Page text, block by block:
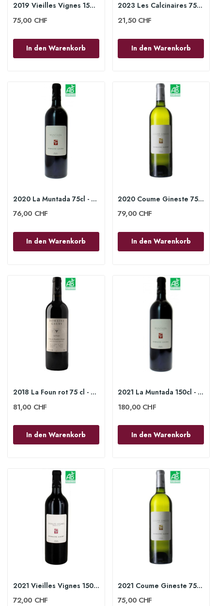
2019 Vieilles Vignes 150cl - Domaine Gauby
75,00 CHF
In den Warenkorb
2023 Les Calcinaires 75 cl - Domaine Gauby
21,50 CHF
In den Warenkorb
2020 La Muntada 75cl - Domaine Gauby
76,00 CHF
In den Warenkorb
2020 Coume Gineste 75cl - Domaine Gauby
79,00 CHF
In den Warenkorb
2018 La Foun rot 75 cl - Domaine Gauby
81,00 CHF
In den Warenkorb
2021 La Muntada 150cl - Domaine Gauby
180,00 CHF
In den Warenkorb
2021 Vieilles Vignes 150 cl - Domaine Gauby
72,00 CHF
2021 Coume Gineste 75cl - Domaine Gauby
75,00 CHF